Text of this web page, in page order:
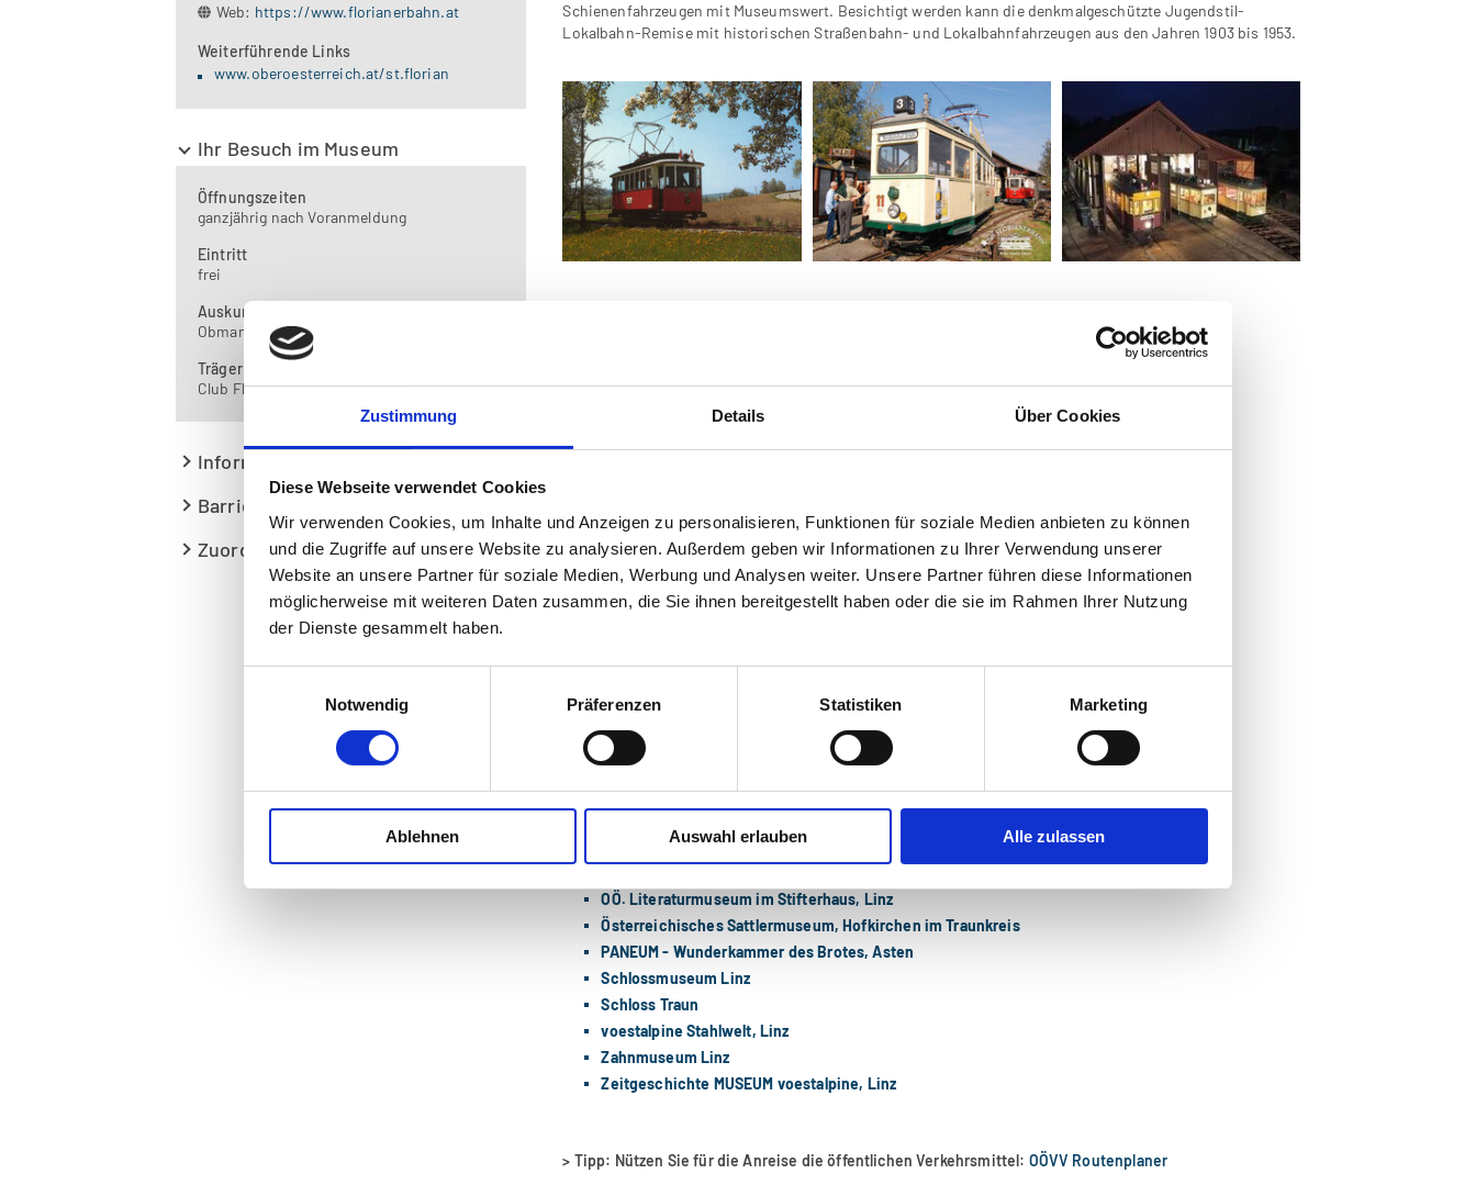
Zustimmung Details Über Cookies
Diese Webseite verwendet Cookies
Wir verwenden Cookies, um Inhalte und Anzeigen zu personalisieren, Funktionen für soziale Medien anbieten zu können
und die Zugriffe auf unsere Website zu analysieren. Außerdem geben wir Informationen zu Ihrer Verwendung unserer
Website an unsere Partner für soziale Medien, Werbung und Analysen weiter. Unsere Partner führen diese Informationen
möglicherweise mit weiteren Daten zusammen, die Sie ihnen bereitgestellt haben oder die sie im Rahmen Ihrer Nutzung
der Dienste gesammelt haben.
Notwendig
Präferenzen Statistiken Marketing
Ablehnen Auswahl erlauben Alle zulassen
Web: https://www.florianerbahn.at
Weiterführende Links
www.oberoesterreich.at/st.florian
Ihr Besuch im Museum
Öffnungszeiten
ganzjährig nach Voranmeldung
Eintritt
frei
Auskunft
Obmann: Mag. Kurt Jedliczka
Träger
Club Florianerbahn
Informationen zum Museum
Barrierefreier Museumsbesuch
Zuordnungen
Schienenfahrzeugen mit Museumswert. Besichtigt werden kann die denkmalgeschützte Jugendstil-
Lokalbahn-Remise mit historischen Straßenbahn- und Lokalbahnfahrzeugen aus den Jahren 1903 bis 1953.
SumerauerhofSt. Florian - OÖ Landes-Kultur GmbH
OÖ. Feuerwehrmuseum St. Florian
Altes Schützenhaus, Enns
Anton-Bruckner-Museum, Ansfelden
Ars Electronica Center, Linz
Basilika Enns-St. Laurenz
Museum Wehrgeschichte Oberösterreich, Linz
Geschichteclub Stahl, Linz
Heimatstube Neuhofen an der Krems
LENTOS Kunstmuseum Linz
Museum im Steinhumergut, Traun
NORDICO Stadtmuseum Linz
OÖ. Literaturmuseum im Stifterhaus, Linz
Österreichisches Sattlermuseum, Hofkirchen im Traunkreis
PANEUM - Wunderkammer des Brotes, Asten
Schlossmuseum Linz
Schloss Traun
voestalpine Stahlwelt, Linz
Zahnmuseum Linz
Zeitgeschichte MUSEUM voestalpine, Linz
> Tipp: Nützen Sie für die Anreise die öffentlichen Verkehrsmittel: OÖVV Routenplaner